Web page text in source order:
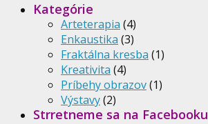
Kategórie
Arteterapia (4)
Enkaustika (3)
Fraktálna kresba (1)
Kreativita (4)
Príbehy obrazov(1)
Výstavy(2)
Strretneme sa na Facebooku